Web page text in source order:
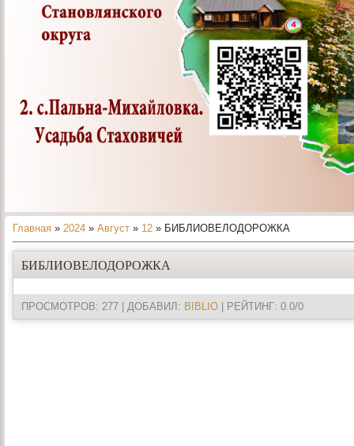
Главная » 2024 » Август » 12 » БИБЛИОВЕЛОДОРОЖКА
БИБЛИОВЕЛОДОРОЖКА
ПРОСМОТРОВ: 277 | ДОБАВИЛ: BIBLIO | РЕЙТИНГ: 0.0/0